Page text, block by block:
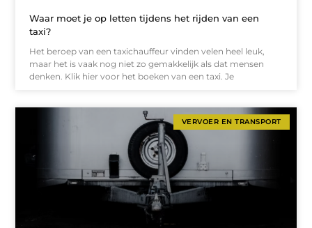
Waar moet je op letten tijdens het rijden van een
taxi?
Het beroep van een taxichauffeur vinden velen heel leuk,
maar het is vaak nog niet zo gemakkelijk als dat mensen
denken. Klik hier voor het boeken van een taxi. Je
VERVOER EN TRANSPORT